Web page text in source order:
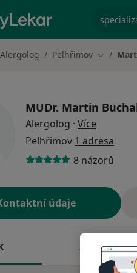
Alergolog Pelhřimov Změna
MUDr. Martin
Alergolog · Více
Pelhřimov 1 adresa
8 názorů
údaje
Adresy